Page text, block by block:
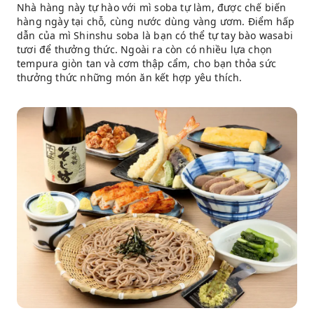
Nhà hàng này tự hào với mì soba tự làm, được chế biến
hàng ngày tại chỗ, cùng nước dùng vàng ươm. Điểm hấp
dẫn của mì Shinshu soba là bạn có thể tự tay bào wasabi
tươi để thưởng thức. Ngoài ra còn có nhiều lựa chọn
tempura giòn tan và cơm thập cẩm, cho bạn thỏa sức
thưởng thức những món ăn kết hợp yêu thích.